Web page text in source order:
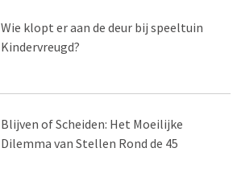
Wie klopt er aan de deur bij speeltuin
Kindervreugd?
Blijven of Scheiden: Het Moeilijke
Dilemma van Stellen Rond de 45